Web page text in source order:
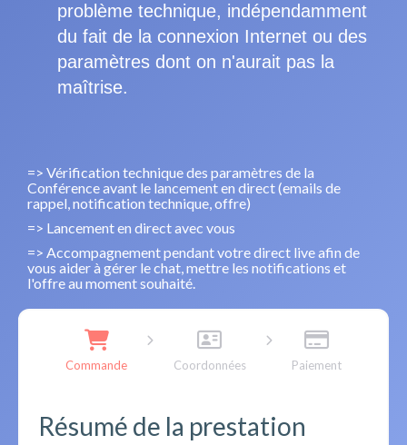
problème technique, indépendamment
du fait de la connexion Internet ou des
paramètres dont on n'aurait pas la
maîtrise.
=> Vérification technique des paramètres de la
Conférence avant le lancement en direct (emails de
rappel, notification technique, offre)
=> Lancement en direct avec vous
=> Accompagnement pendant votre direct live afin de
vous aider à gérer le chat, mettre les notifications et
l'offre au moment souhaité.
Commande Coordonnées Paiement
Résumé de la prestation